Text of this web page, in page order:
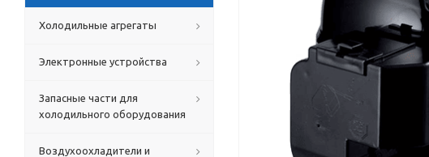
Холодильные агрегаты
Электронные устройства
Запасные части для
холодильного оборудования
Воздухоохладители и